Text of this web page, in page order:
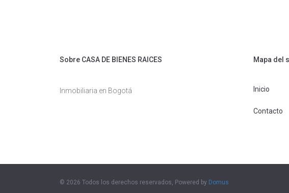
Sobre CASA DE BIENES RAICES
Inmobiliaria en Bogotá
Mapa del
Inicio
Contacto
© 2026 Todos los derechos reservados, Powered by Domus